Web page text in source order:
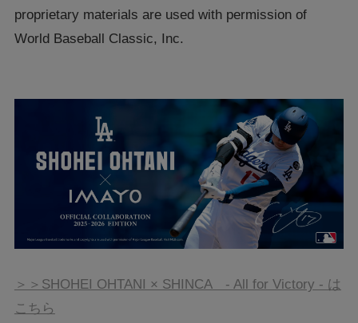
proprietary materials are used with permission of
World Baseball Classic, Inc.
＞＞SHOHEI OHTANI × SHINCA - All for Victory - は
こちら